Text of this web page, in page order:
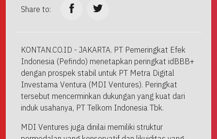
Share to:
KONTAN.CO.ID - JAKARTA. PT Pemeringkat Efek
Indonesia (Pefindo) menetapkan peringkat idBBB+
dengan prospek stabil untuk PT Metra Digital
Investama Ventura (MDI Ventures). Peringkat
tersebut mencerminkan dukungan yang kuat dari
induk usahanya, PT Telkom Indonesia Tbk.
MDI Ventures juga dinilai memiliki struktur